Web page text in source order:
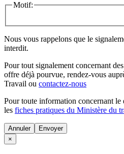
Motif:
Nous vous rappelons que le
interdit.
Pour tout signalement concernant des
offre déjà pourvue, rendez-vous
Travail ou contactez-nous
Pour toute information concernant le
les fiches pratiques du Ministère du
Annuler
×